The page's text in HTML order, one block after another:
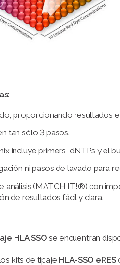
:
proporcionando resultados
tan sólo 3 pasos.
incluye primers, dNTPs y el
ni pasos de lavado para
análisis (MATCH IT!®) con
de resultados fácil y clara.
HLA SSOse encuentran
kits de tipaje HLA-SSO eRES